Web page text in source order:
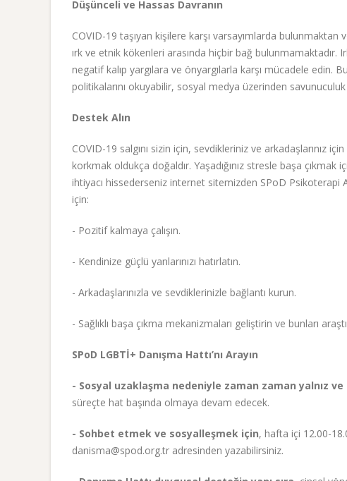
Düşünceli ve Hassas Davranın
COVID-19 taşıyan kişilere karşı varsayımlarda bulunmaktan
ırk ve etnik kökenleri arasında hiçbir bağ bulunmamaktadır.
negatif kalıp yargılara ve önyargılarla karşı mücadele edin.
politikalarını okuyabilir, sosyal medya üzerinden
Destek Alın
COVID-19 salgını sizin için, sevdikleriniz ve arkadaşlarınız
korkmak oldukça doğaldır. Yaşadığınız stresle başa
ihtiyacı hissederseniz internet sitemizden SPoD Psikoterapi
için:
- Pozitif kalmaya çalışın.
- Kendinize güçlü yanlarınızı hatırlatın.
- Arkadaşlarınızla ve sevdiklerinizle bağlantı kurun.
- Sağlıklı başa çıkma mekanizmaları geliştirin ve bunları
SPoD LGBTİ+ Danışma Hattı’nı Arayın
- Sosyal uzaklaşma nedeniyle zaman zaman yalnız
süreçte hat başında olmaya devam edecek.
- Sohbet etmek ve sosyalleşmek için, hafta içi 12.00-
danisma@spod.org.tr adresinden yazabilirsiniz.